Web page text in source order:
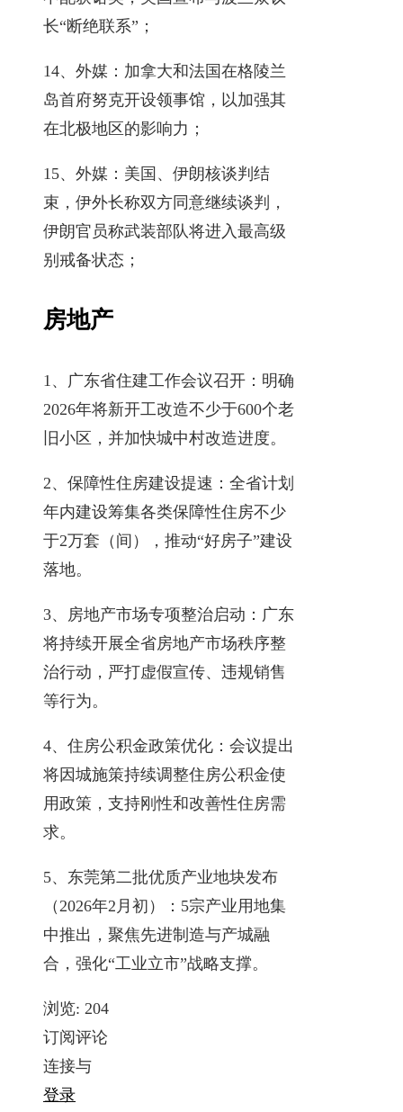
长“断绝联系”；
14、外媒：加拿大和法国在格陵兰
岛首府努克开设领事馆，以加强其
在北极地区的影响力；
15、外媒：美国、伊朗核谈判结
束，伊外长称双方同意继续谈判，
伊朗官员称武装部队将进入最高级
别戒备状态；
房地产
1、广东省住建工作会议召开：明确
2026年将新开工改造不少于600个老
旧小区，并加快城中村改造进度。
2、保障性住房建设提速：全省计划
年内建设筹集各类保障性住房不少
于2万套（间），推动“好房子”建设
落地。
3、房地产市场专项整治启动：广东
将持续开展全省房地产市场秩序整
治行动，严打虚假宣传、违规销售
等行为。
4、住房公积金政策优化：会议提出
将因城施策持续调整住房公积金使
用政策，支持刚性和改善性住房需
求。
5、东莞第二批优质产业地块发布
（2026年2月初）：5宗产业用地集
中推出，聚焦先进制造与产城融
合，强化“工业立市”战略支撑。
浏览: 204
订阅评论
连接与
登录